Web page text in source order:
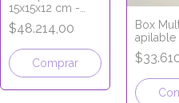
15x15x12 cm -
apertura frontal -
LÍNEA MICRO
CORRUGADO
$48.214,00
Comprar
Box
apilable
LÍNEA